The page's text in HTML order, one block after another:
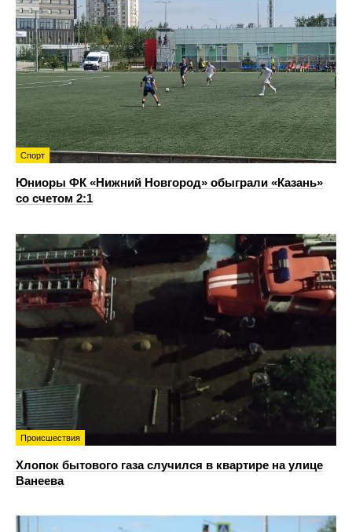
Спорт
Юниоры ФК «Нижний Новгород» обыграли «Казань»
со счетом 2:1
Происшествия
Хлопок бытового газа случился в квартире на улице
Ванеева